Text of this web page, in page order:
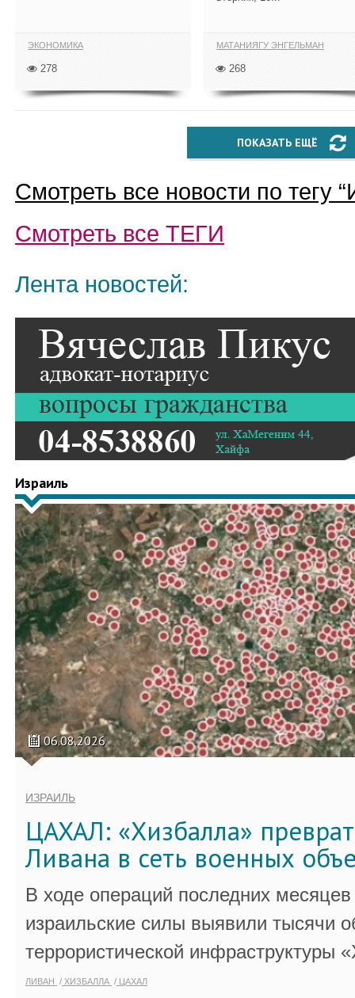
ЭКОНОМИКА
278
МАТАНИЯГУ ЭНГЕЛЬМАН
268
ПОКАЗАТЬ ЕЩЁ
Смотреть все новости по тегу “
Смотреть все ТЕГИ
Лента новостей:
Израиль
06.08.2026
ИЗРАИЛЬ
ЦАХАЛ: «Хизбалла»
Ливана в сеть военных
В ходе операций последних
израильские силы выявили тысячи
террористической инфраструктуры
ЛИВАН ХИЗБАЛЛА ЦАХАЛ